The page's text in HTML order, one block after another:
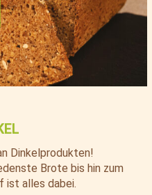
Dinkelprodukten!
Brote bis hin zum
ist alles dabei.